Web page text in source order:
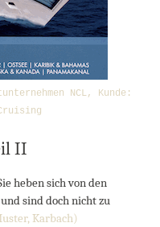
NCL, Kunde:
II
heben sich von den
sind doch nicht zu
Karbach)